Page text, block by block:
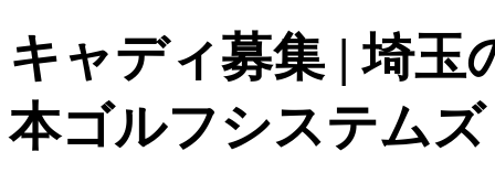
キャディ募集 | 埼玉
本ゴルフシステムズ